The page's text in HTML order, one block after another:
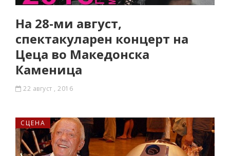
На 28-ми август,
спектакуларен концерт на
Цеца во Македонска
Каменица
22 август , 2016
СЦЕНА